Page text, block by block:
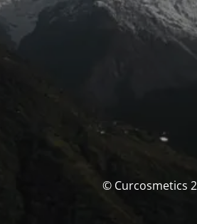
© Curcosmetics